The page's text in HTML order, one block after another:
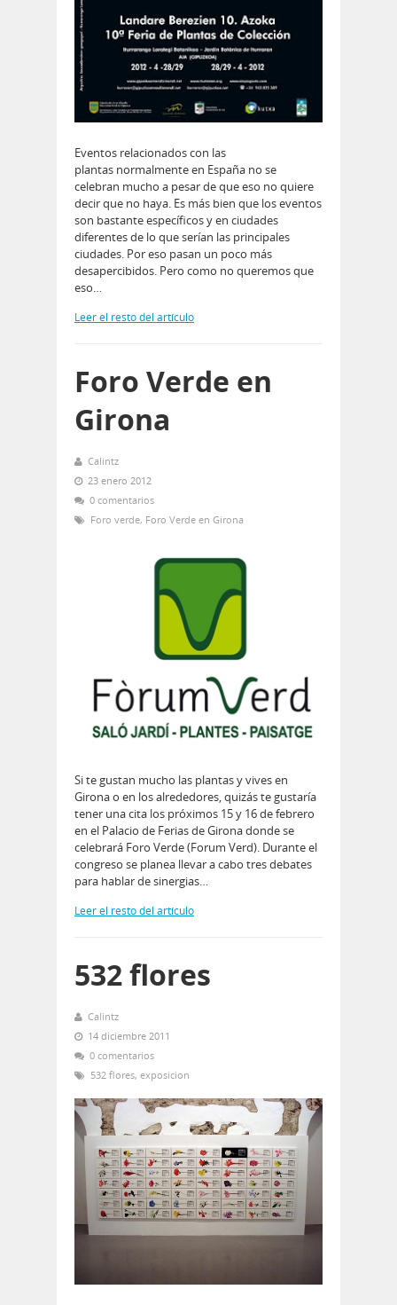
Eventos relacionados con las
plantas normalmente en España no se
celebran mucho a pesar de que eso no quiere
decir que no haya. Es más bien que los eventos
son bastante específicos y en ciudades
diferentes de lo que serían las principales
ciudades. Por eso pasan un poco más
desapercibidos. Pero como no queremos que
eso…
Leer el resto del artículo
Foro Verde en
Girona
Calintz
23 enero 2012
0 comentarios
Foro verde, Foro Verde en Girona
Si te gustan mucho las plantas y vives en
Girona o en los alrededores, quizás te gustaría
tener una cita los próximos 15 y 16 de febrero
en el Palacio de Ferias de Girona donde se
celebrará Foro Verde (Forum Verd). Durante el
congreso se planea llevar a cabo tres debates
para hablar de sinergias…
Leer el resto del artículo
532 flores
Calintz
14 diciembre 2011
0 comentarios
532 flores, exposicion